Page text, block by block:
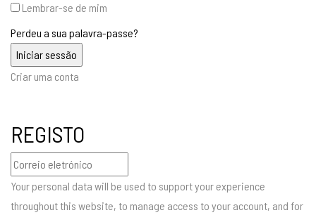
Lembrar-se de mim
Perdeu a sua palavra-passe?
Criar uma conta
REGISTO
Your personal data will be used to support your experience
throughout this website, to manage access to your account, and for